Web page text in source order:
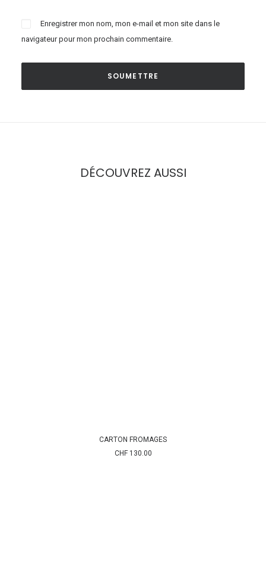
Enregistrer mon nom, mon e-mail et mon site dans le
navigateur pour mon prochain commentaire.
DÉCOUVREZ AUSSI
CARTON FROMAGES
CHF130.00